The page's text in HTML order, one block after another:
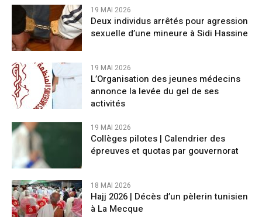
19 MAI 2026
Deux individus arrêtés pour agression
sexuelle d’une mineure à Sidi Hassine
19 MAI 2026
L’Organisation des jeunes médecins
annonce la levée du gel de ses
activités
19 MAI 2026
Collèges pilotes | Calendrier des
épreuves et quotas par gouvernorat
18 MAI 2026
Hajj 2026 | Décès d’un pèlerin tunisien
à La Mecque